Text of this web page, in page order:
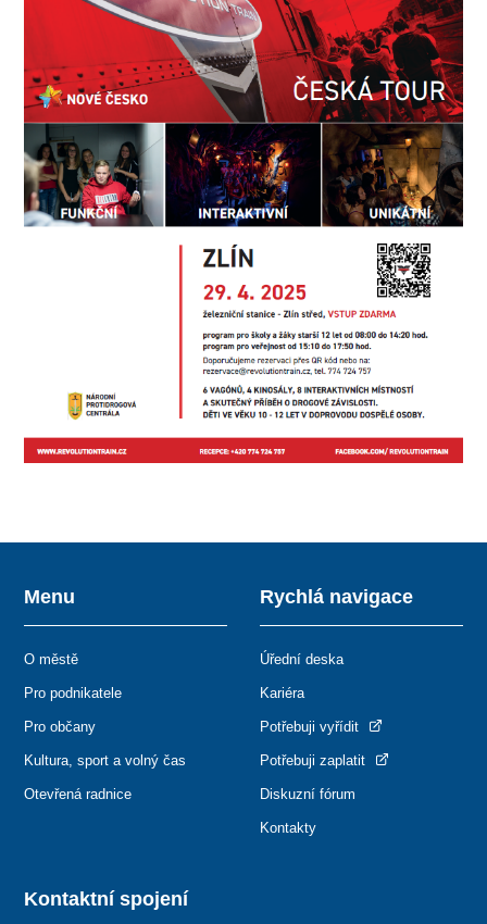
Kontaktní spojení
Menu
O městě
Pro podnikatele
Pro občany
Kultura, sport a volný čas
Otevřená radnice
Rychlá navigace
Úřední deska
Kariéra
Potřebuji vyřídit
Potřebuji zaplatit
Diskuzní fórum
Kontakty